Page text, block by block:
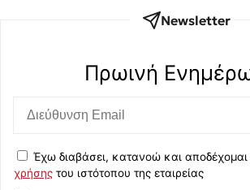
Newsletter
Πρωινή
Έχω διαβάσει, κατανοώ και αποδέχομαι
χρήσης του ιστότοπου της εταιρείας